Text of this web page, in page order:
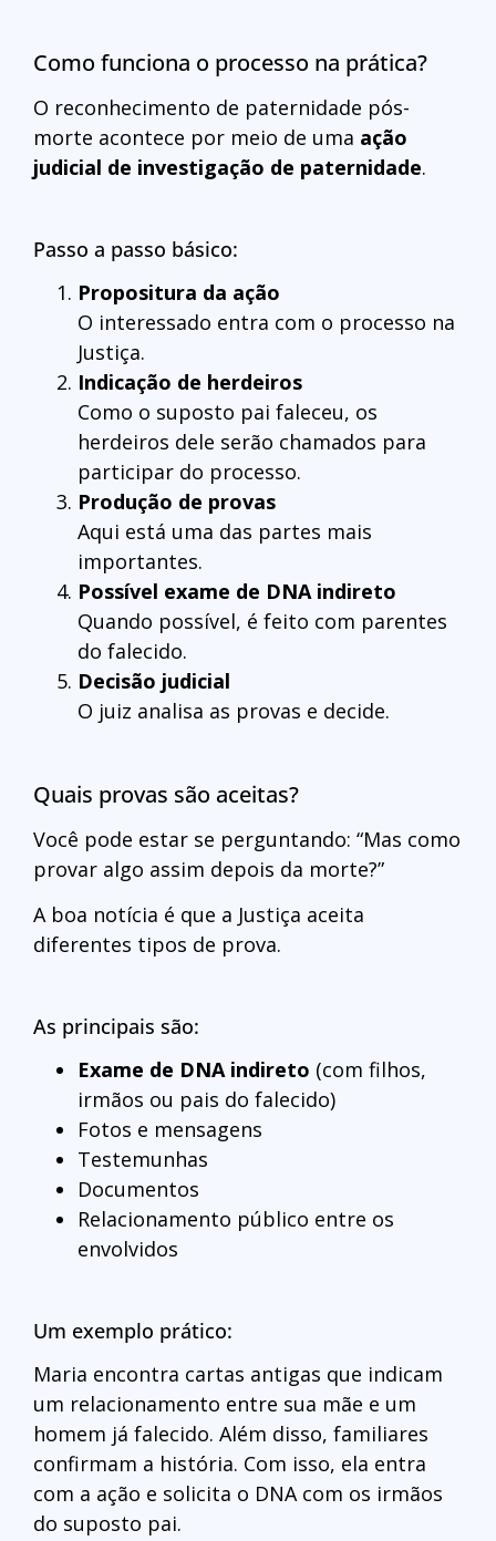
Como funciona o processo na prática?
O reconhecimento de paternidade pós-
morte acontece por meio de uma ação
judicial de investigação de paternidade.
Passo a passo básico:
Propositura da ação
O interessado entra com o processo na
Justiça.
Indicação de herdeiros
Como o suposto pai faleceu, os
herdeiros dele serão chamados para
participar do processo.
Produção de provas
Aqui está uma das partes mais
importantes.
Possível exame de DNA indireto
Quando possível, é feito com parentes
do falecido.
Decisão judicial
O juiz analisa as provas e decide.
Quais provas são aceitas?
Você pode estar se perguntando: “Mas como
provar algo assim depois da morte?”
A boa notícia é que a Justiça aceita
diferentes tipos de prova.
As principais são:
Exame de DNA indireto (com filhos,
irmãos ou pais do falecido)
Fotos e mensagens
Testemunhas
Documentos
Relacionamento público entre os
envolvidos
Um exemplo prático:
Maria encontra cartas antigas que indicam
um relacionamento entre sua mãe e um
homem já falecido. Além disso, familiares
confirmam a história. Com isso, ela entra
com a ação e solicita o DNA com os irmãos
do suposto pai.